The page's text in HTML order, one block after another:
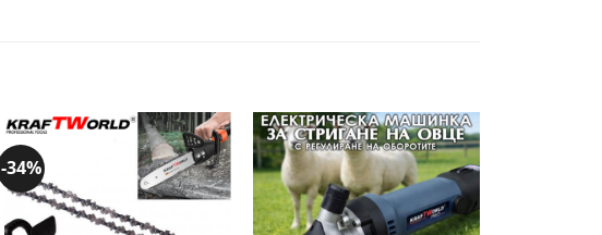
-34%
Добави
в
желани
Добави
в
желани